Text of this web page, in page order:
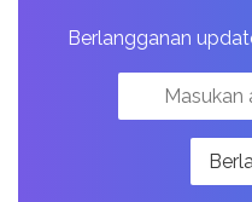
Berlangganan